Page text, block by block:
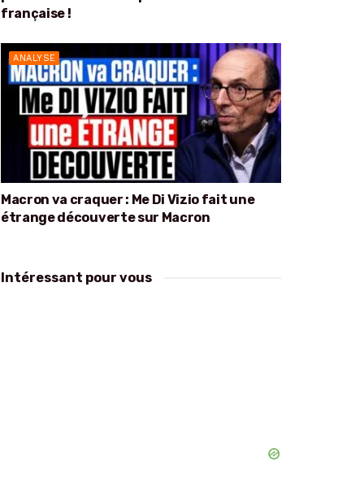
française !
ANALYSE
Macron va craquer : Me Di Vizio fait une
étrange découverte sur Macron
Intéressant pour vous